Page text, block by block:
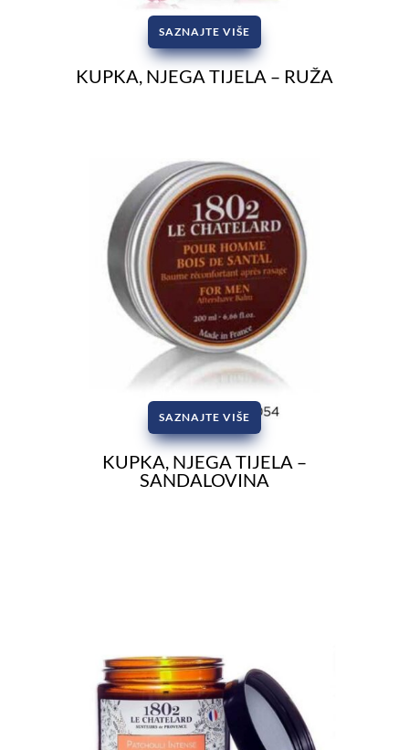
SAZNAJTE VIŠE
KUPKA, NJEGA TIJELA – RUŽA
SAZNAJTE VIŠE
KUPKA, NJEGA TIJELA –
SANDALOVINA